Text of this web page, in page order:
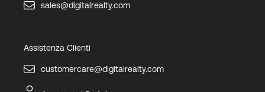
sales@digitalrealty.com
Assistenza Clienti
customercare@digitalrealty.com